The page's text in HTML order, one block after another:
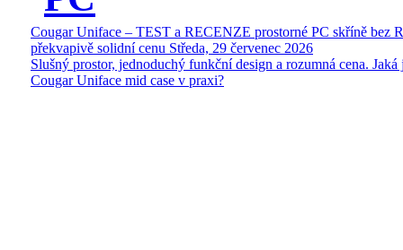
Cougar Uniface – TEST a RECENZE prostorné PC skříně bez
překvapivě solidní cenu Středa, 29 červenec 2026
Slušný prostor, jednoduchý funkční design a rozumná cena. Jaká
Cougar Uniface mid case v praxi?